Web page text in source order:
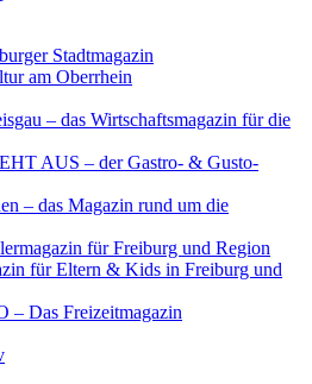
Stadtmagazin
am Oberrhein
– das Wirtschaftsmagazin für die
AUS – der Gastro- & Gusto-
– das Magazin rund um die
für Freiburg und Region
für Eltern & Kids in Freiburg und
– Das Freizeitmagazin